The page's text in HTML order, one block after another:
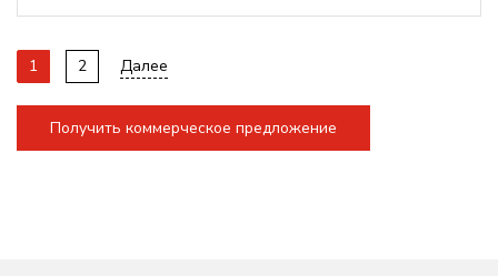
1 2 Далее
Получить коммерческое предложение